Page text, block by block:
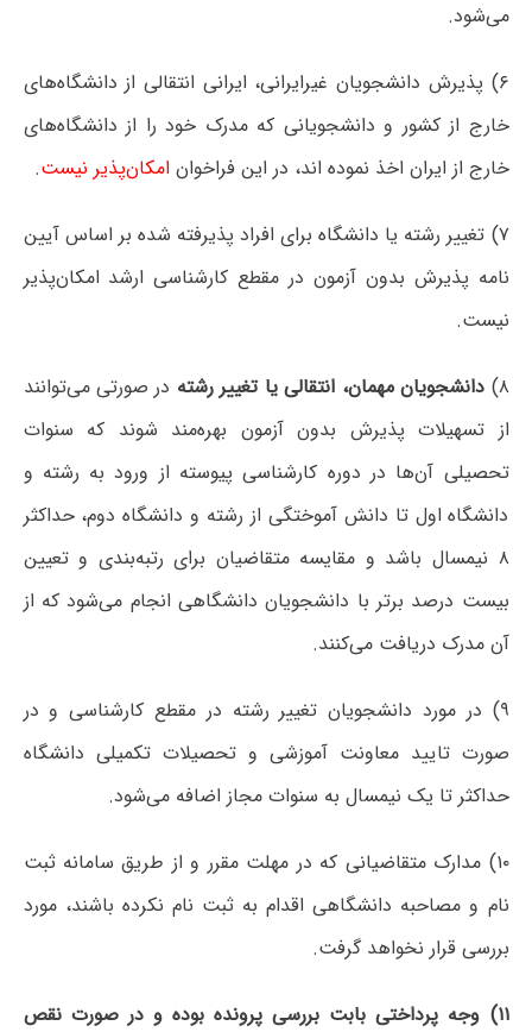
می‌شود.
۶) پذیرش دانشجویان غیرایرانی، ایرانی انتقالی از دانشگاه‌های
خارج از کشور و دانشجویانی که مدرک خود را از دانشگاه‌های
خارج از ایران اخذ نموده اند، در این فراخوانامکان‌پذیر نیست.
۷) تغییر رشته یا دانشگاه برای افراد پذیرفته شده بر اساس آیین
نامه پذیرش بدون آزمون در مقطع کارشناسی ارشد امکان‌پذیر
نیست.
۸) دانشجویان مهمان، انتقالی یا تغییر رشته در صورتی می‌توانند
از تسهیلات پذیرش بدون آزمون بهره‌مند شوند که سنوات
تحصیلی آن‌ها در دوره کارشناسی پیوسته از ورود به رشته و
دانشگاه اول تا دانش آموختگی از رشته و دانشگاه دوم، حداکثر
۸ نیمسال باشد و مقایسه متقاضیان برای رتبه‌بندی و تعیین
بیست درصد برتر با دانشجویان دانشگاهی انجام می‌شود که از
آن مدرک دریافت می‌کنند.
۹) در مورد دانشجویان تغییر رشته در مقطع کارشناسی و در
صورت تایید معاونت آموزشی و تحصیلات تکمیلی دانشگاه
حداکثر تا یک نیمسال به سنوات مجاز اضافه می‌شود.
۱۰) مدارک متقاضیانی که در مهلت مقرر و از طریق سامانه ثبت
نام و مصاحبه دانشگاهی اقدام به ثبت نام نکرده باشند، مورد
بررسی قرار نخواهد گرفت.
۱۱) وجه پرداختی بابت بررسی پرونده بوده و در صورت نقص